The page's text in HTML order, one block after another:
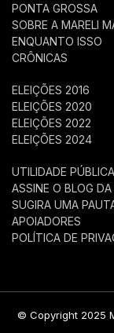
PONTA GROSSA
SOBRE A MARELI
ENQUANTO ISSO
CRÔNICAS
ELEIÇÕES 2016
ELEIÇÕES 2020
ELEIÇÕES 2022
ELEIÇÕES 2024
UTILIDADE PÚBLICA
ASSINE O BLOG
SUGIRA UMA
APOIADORES
POLÍTICA DE
© Copyright 2025